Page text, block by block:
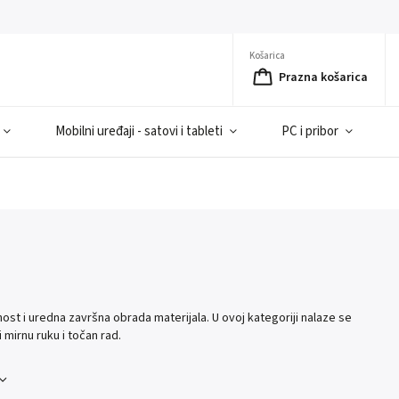
Košarica
Prazna košarica
Mobilni uređaji - satovi i tableti PC i pribor
i uredna završna obrada materijala. U ovoj kategoriji nalaze se
ruku i točan rad.